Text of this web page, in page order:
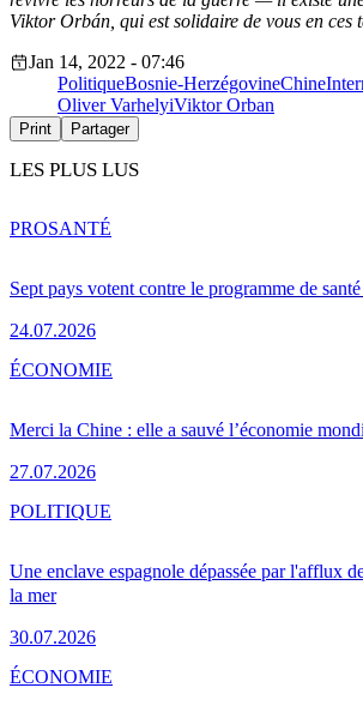
Viktor Orbán, qui est solidaire de vous en ces
Jan 14, 2022 - 07:46
PolitiqueBosnie-HerzégovineChine
Oliver VarhelyiViktor Orban
Print Partager
LES PLUS LUS
Sept pays votent contre le programme de
24.07.2026
PROSANTÉ
Merci la Chine : elle a sauvé l’économie
27.07.2026
ÉCONOMIE
Une enclave espagnole dépassée par l'afflux
la mer
30.07.2026
POLITIQUE
ÉCONOMIE